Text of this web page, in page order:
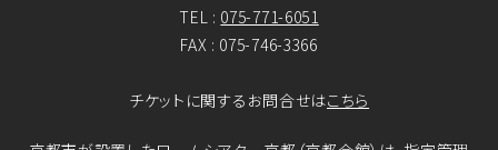
TEL : 075-771-6051
FAX : 075-746-3366
チケットに関するお問合せはこちら